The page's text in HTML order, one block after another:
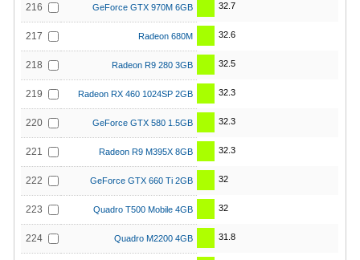
216 GeForce GTX 970M 6GB 32.7
217 Radeon 680M 32.6
218 Radeon R9 280 3GB 32.5
219 Radeon RX 460 1024SP 2GB 32.3
220 GeForce GTX 580 1.5GB 32.3
221 Radeon R9 M395X 8GB 32.3
222 GeForce GTX 660 Ti 2GB 32
223 Quadro T500 Mobile 4GB 32
224 Quadro M2200 4GB 31.8